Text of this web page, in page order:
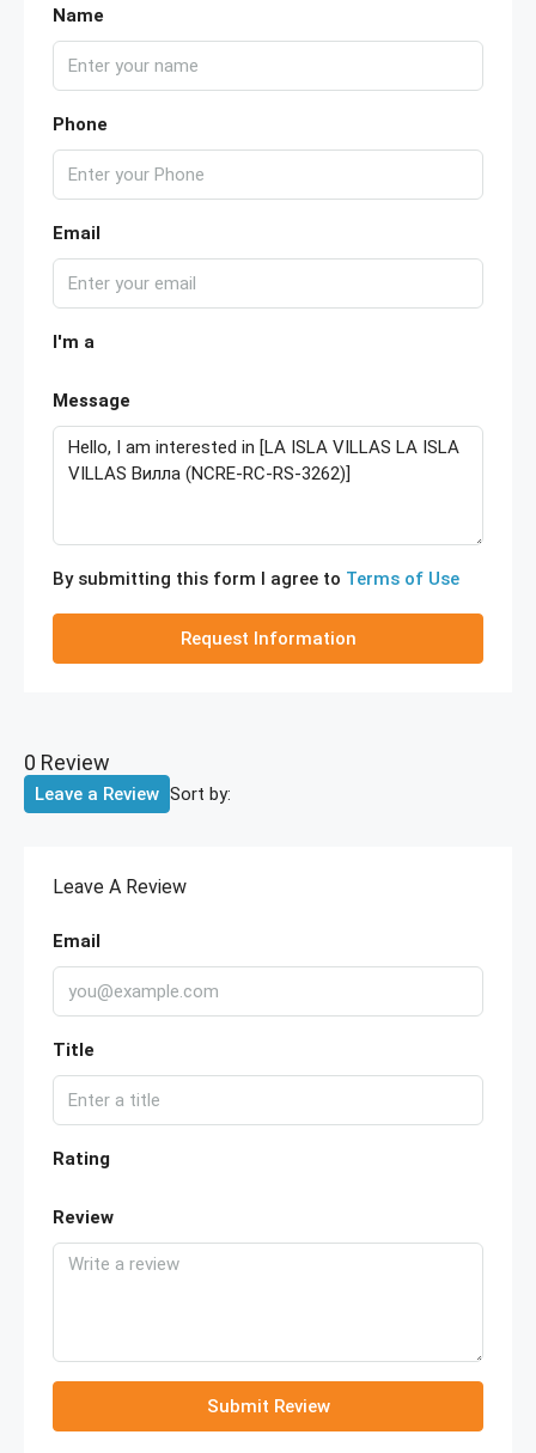
Name
Phone
Email
I'm a
Message
By submitting this form I agree to Terms of Use
Request Information
0 Review
Sort by:
Leave a Review
Leave A Review
Email
Title
Rating
Review
Submit Review